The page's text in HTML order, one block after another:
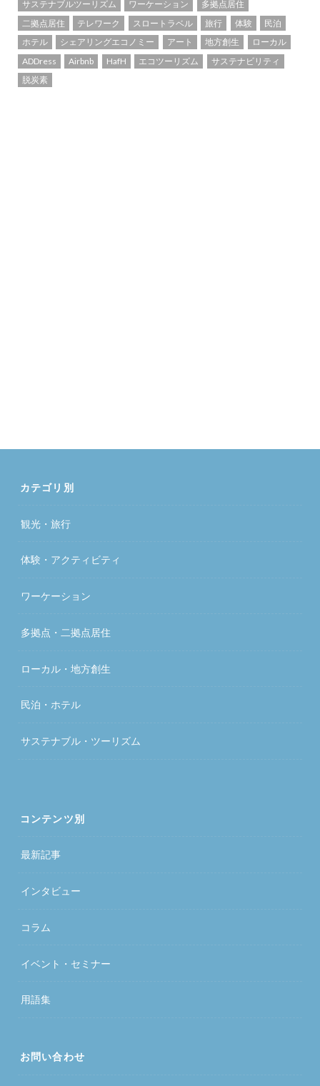
サステナブルツーリズム ワーケーション
多拠点居住
二拠点居住
テレワーク スロートラベル 旅行 体験
民泊
ホテル
シェアリングエコノミー アート 地方創生
ローカル
ADDress
Airbnb HafH エコツーリズム
サステナビリティ
脱炭素
カテゴリ別
観光・旅行
体験・アクティビティ
ワーケーション
多拠点・二拠点居住
ローカル・地方創生
民泊・ホテル
サステナブル・ツーリズム
コンテンツ別
最新記事
インタビュー
コラム
イベント・セミナー
用語集
お問い合わせ